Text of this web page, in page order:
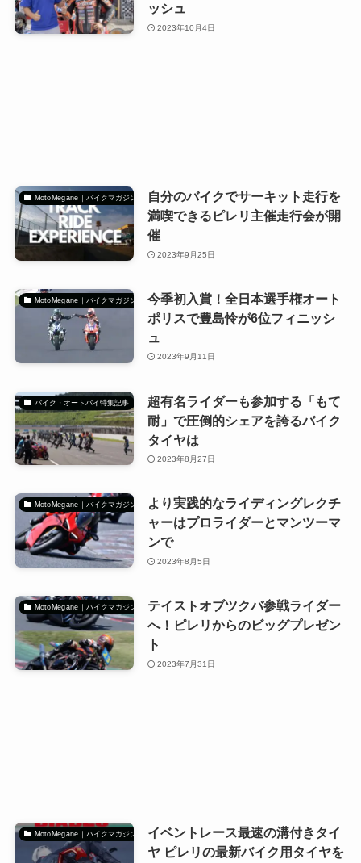
ッシュ
2023年10月4日
MotoMegane｜バイクマガジン
自分のバイクでサーキット走行を
満喫できるピレリ主催走行会が開
催
2023年9月25日
MotoMegane｜バイクマガジン
今季初入賞！全日本選手権オート
ポリスで豊島怜が6位フィニッシ
ュ
2023年9月11日
バイク・オートバイ特集記事
超有名ライダーも参加する「もて
耐」で圧倒的シェアを誇るバイク
タイヤは
2023年8月27日
MotoMegane｜バイクマガジン
より実践的なライディングレクチ
ャーはプロライダーとマンツーマ
ンで
2023年8月5日
MotoMegane｜バイクマガジン
テイストオブツクバ参戦ライダー
へ！ピレリからのビッグプレゼン
ト
2023年7月31日
MotoMegane｜バイクマガジン
イベントレース最速の溝付きタイ
ヤ ピレリの最新バイク用タイヤを